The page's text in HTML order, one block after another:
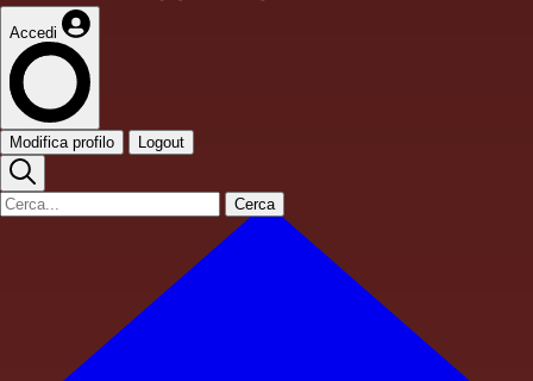
Accedi
Modifica profilo Logout
Cerca